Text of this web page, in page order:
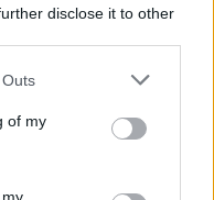
disclose it to other
of my
rendez-vous
suivi…)
agenda pour les
de la famille